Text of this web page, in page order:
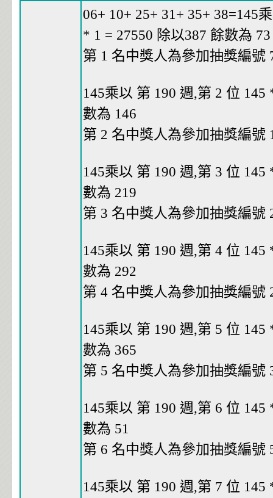
06+ 10+ 25+ 31+ 35+ 38=145
* 1 = 27550 除以387 餘數為 73
第 1 名中獎人為參加抽獎編號
145乘以 第 190 週,第 2 位
數為 146
第 2 名中獎人為參加抽獎編號
145乘以 第 190 週,第 3 位
數為 219
第 3 名中獎人為參加抽獎編號
145乘以 第 190 週,第 4 位
數為 292
第 4 名中獎人為參加抽獎編號
145乘以 第 190 週,第 5 位
數為 365
第 5 名中獎人為參加抽獎編號
145乘以 第 190 週,第 6 位
數為 51
第 6 名中獎人為參加抽獎編號
145乘以 第 190 週,第 7 位